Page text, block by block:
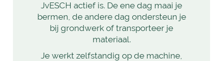
JvESCH actief is. De ene dag maai je
bermen, de andere dag ondersteun je
bij grondwerk of transporteer je
materiaal.
Je werkt zelfstandig op de machine,